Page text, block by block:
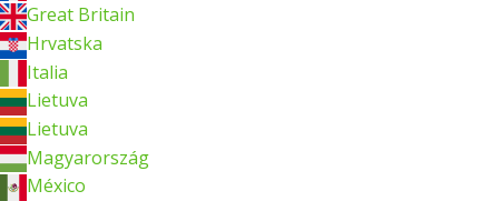
Great Britain
Hrvatska
Italia
Lietuva
Lietuva
Magyarország
México